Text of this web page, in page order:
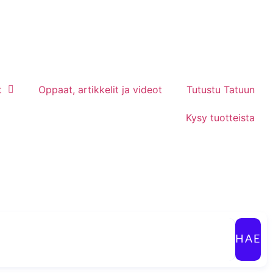
Oppaat, artikkelit ja videot Tutustu Tatuun
Kysy tuotteista
HAE